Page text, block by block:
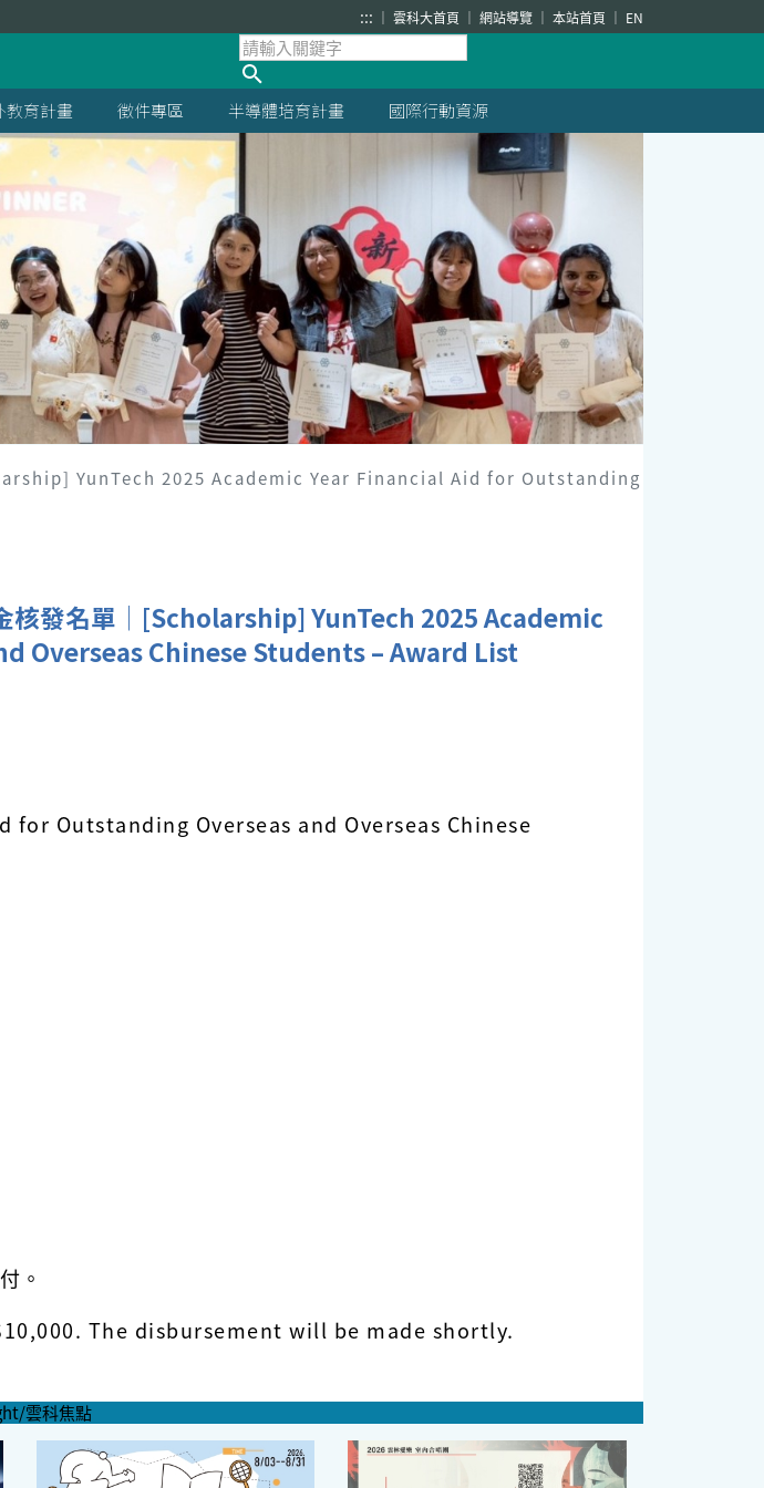
::: 雲科大首頁 網站導覽 本站首頁 EN
教育計畫 徵件專區 半導體培育計畫 國際行動資源
YunTech 2025 Academic Year Financial Aid for Outstanding
核發名單│[Scholarship] YunTech 2025 Academic
Overseas Chinese Students – Award List
Outstanding Overseas and Overseas Chinese
。
The disbursement will be made shortly.
雲科焦點